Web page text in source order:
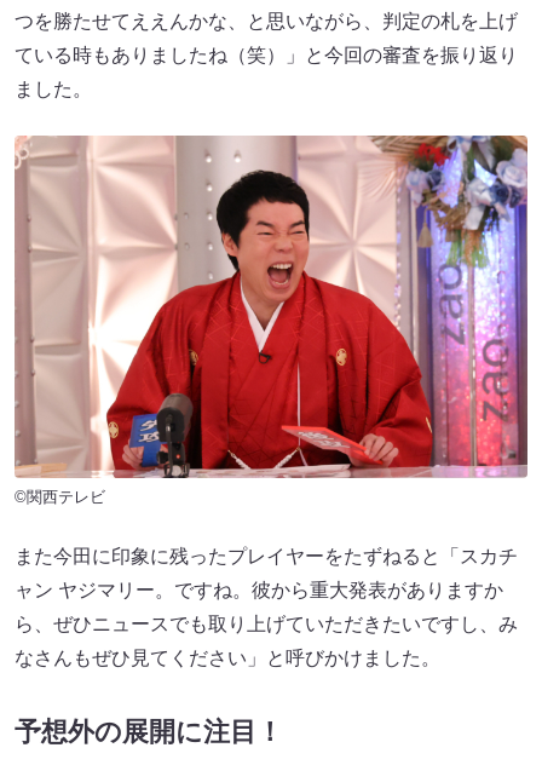
つを勝たせてええんかな、と思いながら、判定の札を上げ
ている時もありましたね（笑）」と今回の審査を振り返り
ました。
©関西テレビ
また今田に印象に残ったプレイヤーをたずねると「スカチ
ャン ヤジマリー。ですね。彼から重大発表がありますか
ら、ぜひニュースでも取り上げていただきたいですし、み
なさんもぜひ見てください」と呼びかけました。
予想外の展開に注目！